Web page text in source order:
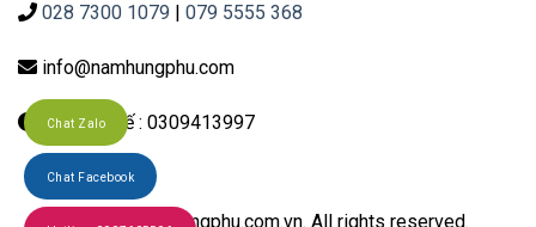
028 7300 1079 | 079 5555 368
info@namhungphu.com
Mã số thuế : 0309413997
© 2021 namhungphu.com.vn. All rights reserved.
Chat Zalo
Chat Facebook